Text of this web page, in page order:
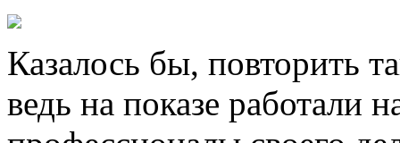
Казалось бы, повторить
ведь на показе работали